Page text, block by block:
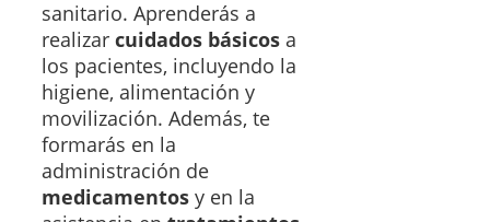
sanitario. Aprenderás a
realizar cuidados básicos a
los pacientes, incluyendo la
higiene, alimentación y
movilización. Además, te
formarás en la
administración de
medicamentos y en la